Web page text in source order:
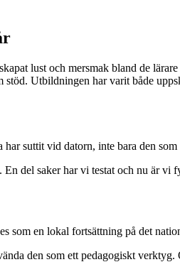
lust och mersmak bland de
Utbildningen har varit både
suttit vid datorn, inte bara den
del saker har vi testat och nu är
som en lokal fortsättning på det
den som ett pedagogiskt verktyg.